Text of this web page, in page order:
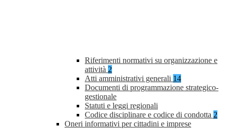
Riferimenti normativi su organizzazione e
attività 2
Atti amministrativi generali 14
Documenti di programmazione strategico-
gestionale
Statuti e leggi regionali
Codice disciplinare e codice di condotta 2
Oneri informativi per cittadini e imprese